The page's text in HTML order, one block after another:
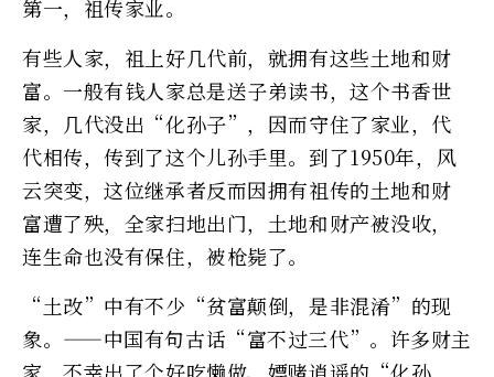
第一，祖传家业。
有些人家，祖上好几代前，就拥有这些土地和财
富。一般有钱人家总是送子弟读书，这个书香世
家，几代没出“化孙子”，因而守住了家业，代
代相传，传到了这个儿孙手里。到了1950年，风
云突变，这位继承者反而因拥有祖传的土地和财
富遭了殃，全家扫地出门，土地和财产被没收，
连生命也没有保住，被枪毙了。
“土改”中有不少“贫富颠倒，是非混淆”的现
象。——中国有句古话“富不过三代”。许多财主
家，不幸出了个好吃懒做、嫖赌逍遥的“化孙